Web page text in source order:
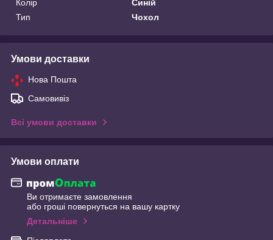
Колір
Синій
Тип
Чохол
Умови доставки
Нова Пошта
Самовивіз
Всі умови доставки
Умови оплати
Ви отримаєте замовлення
або гроші повернуться на вашу картку
Детальніше